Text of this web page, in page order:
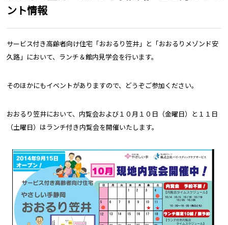
ント情報
サービス付き高齢者向け住宅「おおるり笠井」と「おおるりメゾンド安
久路」において、ランチ＆館内見学会を行います。
そのほかにもイベントがありますので、どうぞご参加ください。
おおるり笠井において、内覧会および１０月１０日（金曜日）と１１日
（土曜日）はランチ付き内覧会を開催いたします。